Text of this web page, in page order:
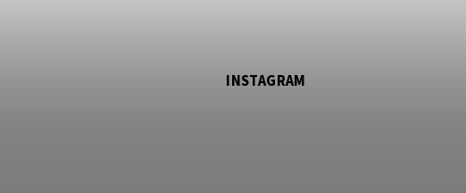
INSTAGRAM